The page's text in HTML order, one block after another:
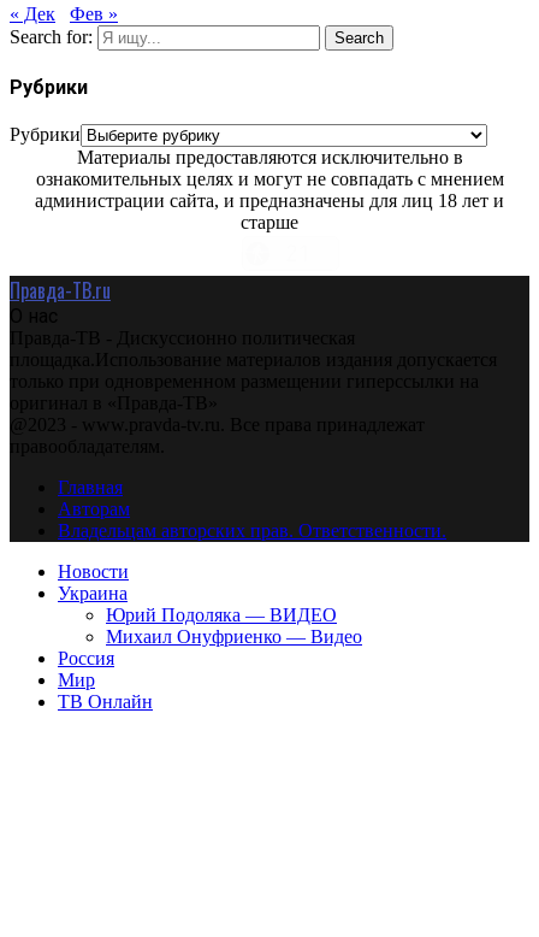
« Дек
Фев »
Search for:
Search
Рубрики
Рубрики
Материалы предоставляются исключительно в
ознакомительных целях и могут не совпадать с мнением
администрации сайта, и предназначены для лиц 18 лет и
старше
Правда-ТВ.ru
О нас
Правда-ТВ - Дискуссионно политическая
площадка.Использование материалов издания допускается
только при одновременном размещении гиперссылки на
оригинал в «Правда-ТВ»
@2023 - www.pravda-tv.ru. Все права принадлежат
правообладателям.
Главная
Авторам
Владельцам авторских прав. Ответственности.
Новости
Украина
Юрий Подоляка — ВИДЕО
Михаил Онуфриенко — Видео
Россия
Мир
ТВ Онлайн